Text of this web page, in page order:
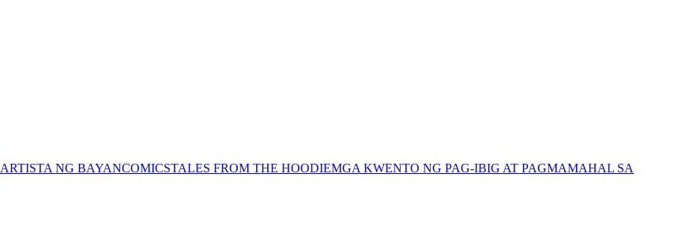
ARTISTA NG BAYANCOMICSTALES FROM THE HOODIEMGA KWENTO NG PAG-IBIG AT PAGMAMAHAL SA